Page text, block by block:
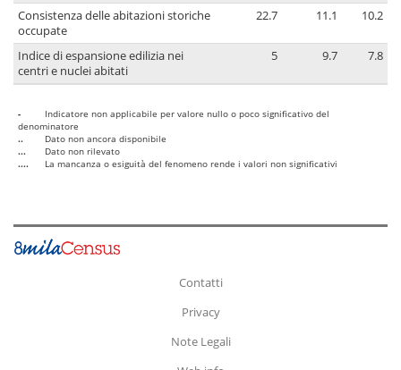
Consistenza delle abitazioni storiche
occupate
22.7 11.1 10.2
Indice di espansione edilizia nei
centri e nuclei abitati
5 9.7 7.8
-
Indicatore non applicabile per valore nullo o poco significativo del
denominatore
..
Dato non ancora disponibile
...
Dato non rilevato
....
La mancanza o esiguità del fenomeno rende i valori non significativi
Contatti
Privacy
Note Legali